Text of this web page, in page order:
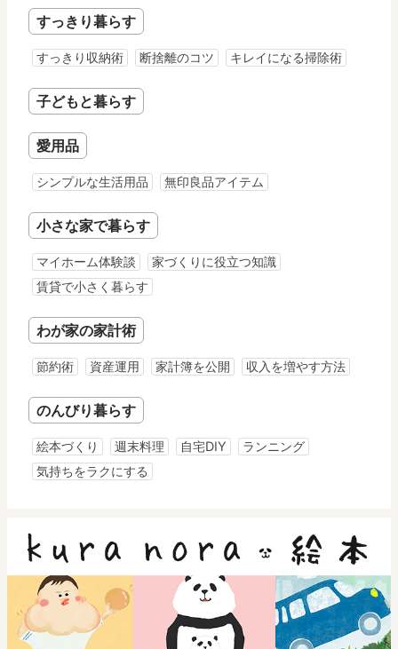
すっきり暮らす
すっきり収納術 断捨離のコツ キレイになる掃除術
子どもと暮らす
愛用品
シンプルな生活用品 無印良品アイテム
小さな家で暮らす
マイホーム体験談
家づくりに役立つ知識
賃貸で小さく暮らす
わが家の家計術
節約術 資産運用 家計簿を公開 収入を増やす方法
のんびり暮らす
絵本づくり 週末料理 自宅DIY
ランニング
気持ちをラクにする